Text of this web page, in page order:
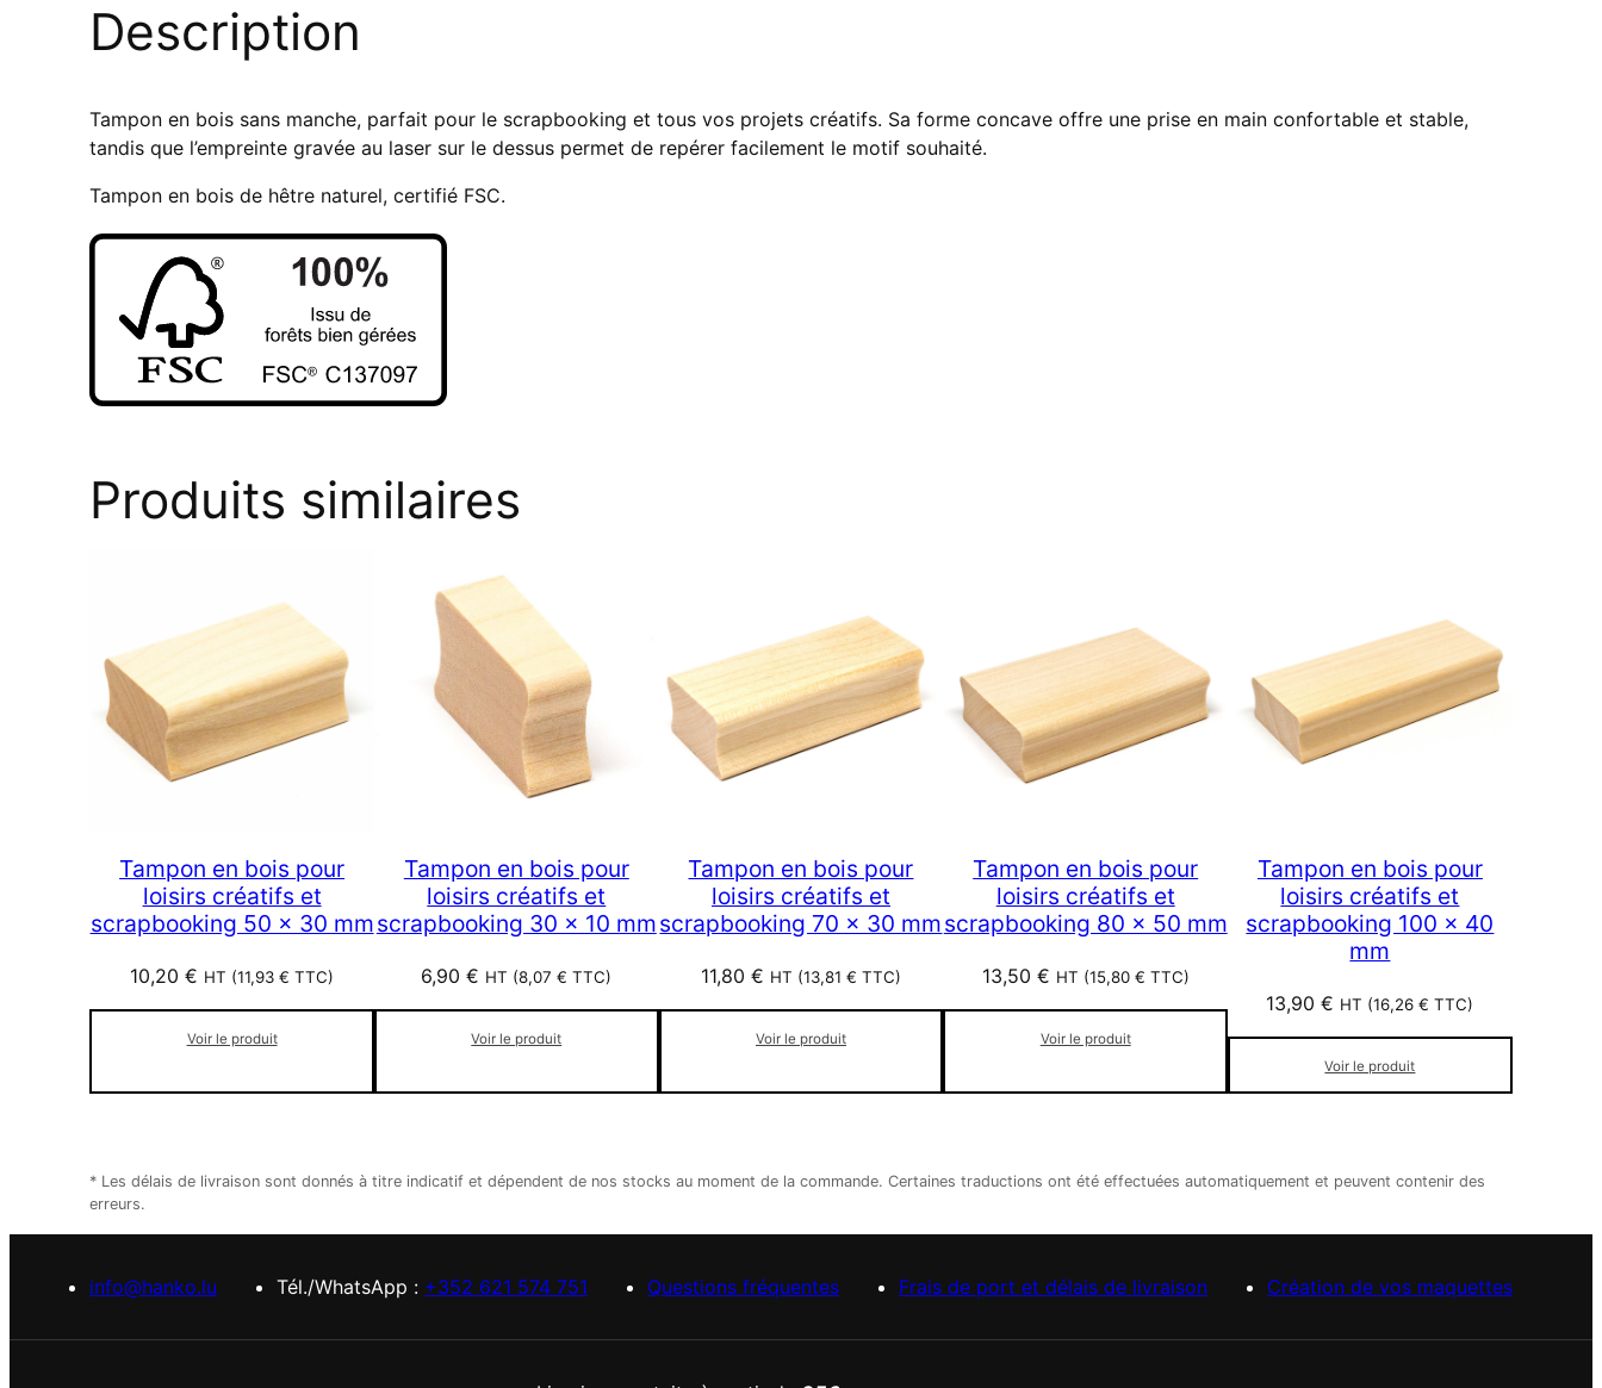
40
mm
Description
Tampon en bois sans manche, parfait pour le scrapbooking et tous vos projets créatifs. Sa forme concave offre une prise en main confortable et stable,
tandis que l’empreinte gravée au laser sur le dessus permet de repérer facilement le motif souhaité.
Tampon en bois de hêtre naturel, certifié FSC.
Produits similaires
Tampon en bois pour
loisirs créatifs et
scrapbooking 50 x 30 mm
10,20€ HT (11,93€ TTC)
Voir le produit
Tampon en bois pour
loisirs créatifs et
scrapbooking 30 x 10 mm
6,90€ HT (8,07€ TTC)
Voir le produit
Tampon en bois pour
loisirs créatifs et
scrapbooking 70 x 30 mm
11,80 € HT (13,81 € TTC)
Voir le produit
Tampon en bois pour
loisirs créatifs et
scrapbooking 80 x 50 mm
13,50 € HT (15,80 € TTC)
Voir le produit
Tampon en bois pour
loisirs créatifs et
scrapbooking 100 x 40
mm
13,90€ HT (16,26€ TTC)
Voir le produit
* Les délais de livraison sont donnés à titre indicatif et dépendent de nos stocks au moment de la commande. Certaines traductions ont été effectuées automatiquement et peuvent contenir des
erreurs.
info@hanko.lu Tél./WhatsApp : +352 621 574 751 Questions fréquentes Frais de port et délais de livraison Création de vos maquettes